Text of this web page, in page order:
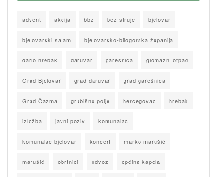
advent akcija bbz bez struje bjelovar
bjelovarski sajam bjelovarsko-bilogorska županija
dario hrebak daruvar garešnica glomazni otpad
Grad Bjelovar grad daruvar grad garešnica
Grad Čazma grubišno polje hercegovac hrebak
izložba javni poziv komunalac
komunalac bjelovar koncert marko marušić
marušić obrtnici odvoz općina kapela